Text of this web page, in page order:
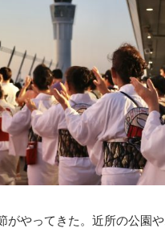
がやってきた。近所の公園